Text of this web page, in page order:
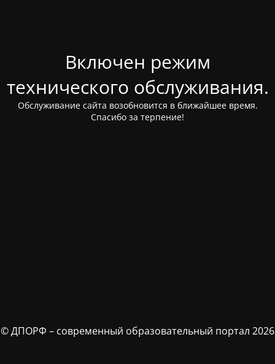
Включен режим
технического обслуживания.
Обслуживание сайта возобновится в ближайшее время.
Спасибо за терпение!
© ДПОРФ – современный образовательный портал 2026